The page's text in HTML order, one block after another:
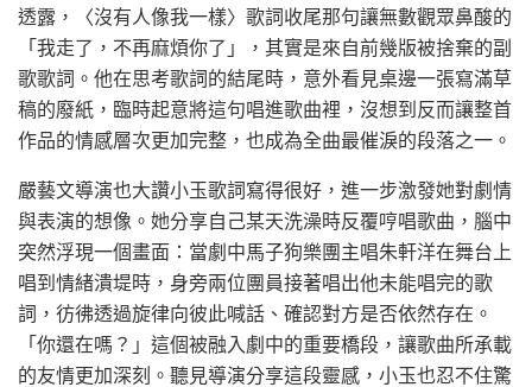
透露，〈沒有人像我一樣〉歌詞收尾那句讓無數觀眾鼻酸的
「我走了，不再麻煩你了」，其實是來自前幾版被捨棄的副
歌歌詞。他在思考歌詞的結尾時，意外看見桌邊一張寫滿草
稿的廢紙，臨時起意將這句唱進歌曲裡，沒想到反而讓整首
作品的情感層次更加完整，也成為全曲最催淚的段落之一。
嚴藝文導演也大讚小玉歌詞寫得很好，進一步激發她對劇情
與表演的想像。她分享自己某天洗澡時反覆哼唱歌曲，腦中
突然浮現一個畫面：當劇中馬子狗樂團主唱朱軒洋在舞台上
唱到情緒潰堤時，身旁兩位團員接著唱出他未能唱完的歌
詞，彷彿透過旋律向彼此喊話、確認對方是否依然存在。
「你還在嗎？」這個被融入劇中的重要橋段，讓歌曲所承載
的友情更加深刻。聽見導演分享這段靈感，小玉也忍不住驚